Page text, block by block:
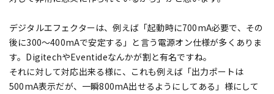
デジタルエフェクターは、例えば「起動時に700mA必要で、その
後に300～400mAで安定する」と言う電源オン仕様が多くありま
す。DigitechやEventideなんかが割と有名ですね。
それに対して対応出来る様に、これも例えば「出力ポートは
500mA表示だが、一瞬800mA出せるようにしてある」様にして